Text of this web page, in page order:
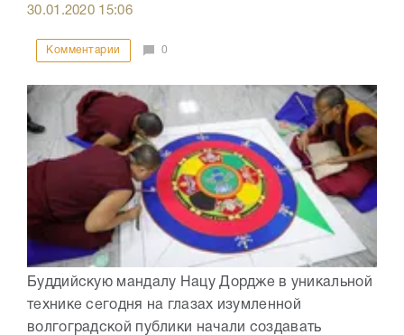
30.01.2020 15:06
Комментарии 0
Буддийскую мандалу Нацу Дордже в уникальной
технике сегодня на глазах изумленной
волгоградской публики начали создавать